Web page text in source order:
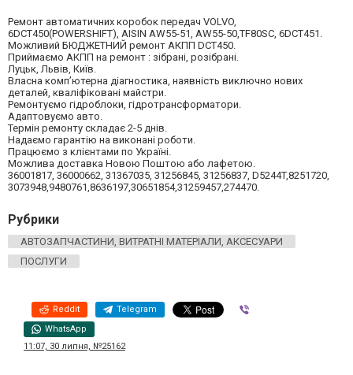
Ремонт автоматичних коробок передач VOLVO,
6DCT450(POWERSHIFT), AISIN AW55-51, AW55-50,TF80SC, 6DCT451.
Можливий БЮДЖЕТНИЙ ремонт АКПП DCT450.
Приймаємо АКПП на ремонт : зібрані, розібрані.
Луцьк, Львів, Київ.
Власна комп’ютерна діагностика, наявність виключно нових
деталей, кваліфіковані майстри.
Ремонтуємо гідроблоки, гідротрансформатори.
Адаптовуємо авто.
Термін ремонту складає 2-5 днів.
Надаємо гарантію на виконані роботи.
Працюємо з клієнтами по Україні.
Можлива доставка Новою Поштою або лафетою.
36001817, 36000662, 31367035, 31256845, 31256837, D5244T,8251720,
3073948,9480761,8636197,30651854,31259457,274470.
Рубрики
АВТОЗАПЧАСТИНИ, ВИТРАТНІ МАТЕРІАЛИ, АКСЕСУАРИ
ПОСЛУГИ
Reddit Telegram
WhatsApp
11:07, 30 липня, №25162